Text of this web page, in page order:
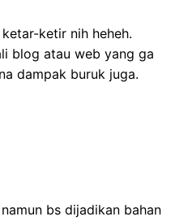
ketir nih heheh.
blog atau web yang ga
dampak buruk juga.
bs dijadikan bahan